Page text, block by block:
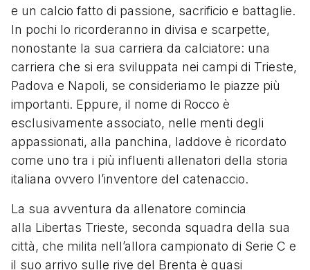
e un calcio fatto di passione, sacrificio e battaglie.
In pochi lo ricorderanno in divisa e scarpette,
nonostante la sua carriera da calciatore: una
carriera che si era sviluppata nei campi di Trieste,
Padova e Napoli, se consideriamo le piazze più
importanti. Eppure, il nome di Rocco è
esclusivamente associato, nelle menti degli
appassionati, alla panchina, laddove è ricordato
come uno tra i più influenti allenatori della storia
italiana ovvero l’inventore del catenaccio.
La sua avventura da allenatore comincia
alla Libertas Trieste, seconda squadra della sua
città, che milita nell’allora campionato di Serie C e
il suo arrivo sulle rive del Brenta è quasi